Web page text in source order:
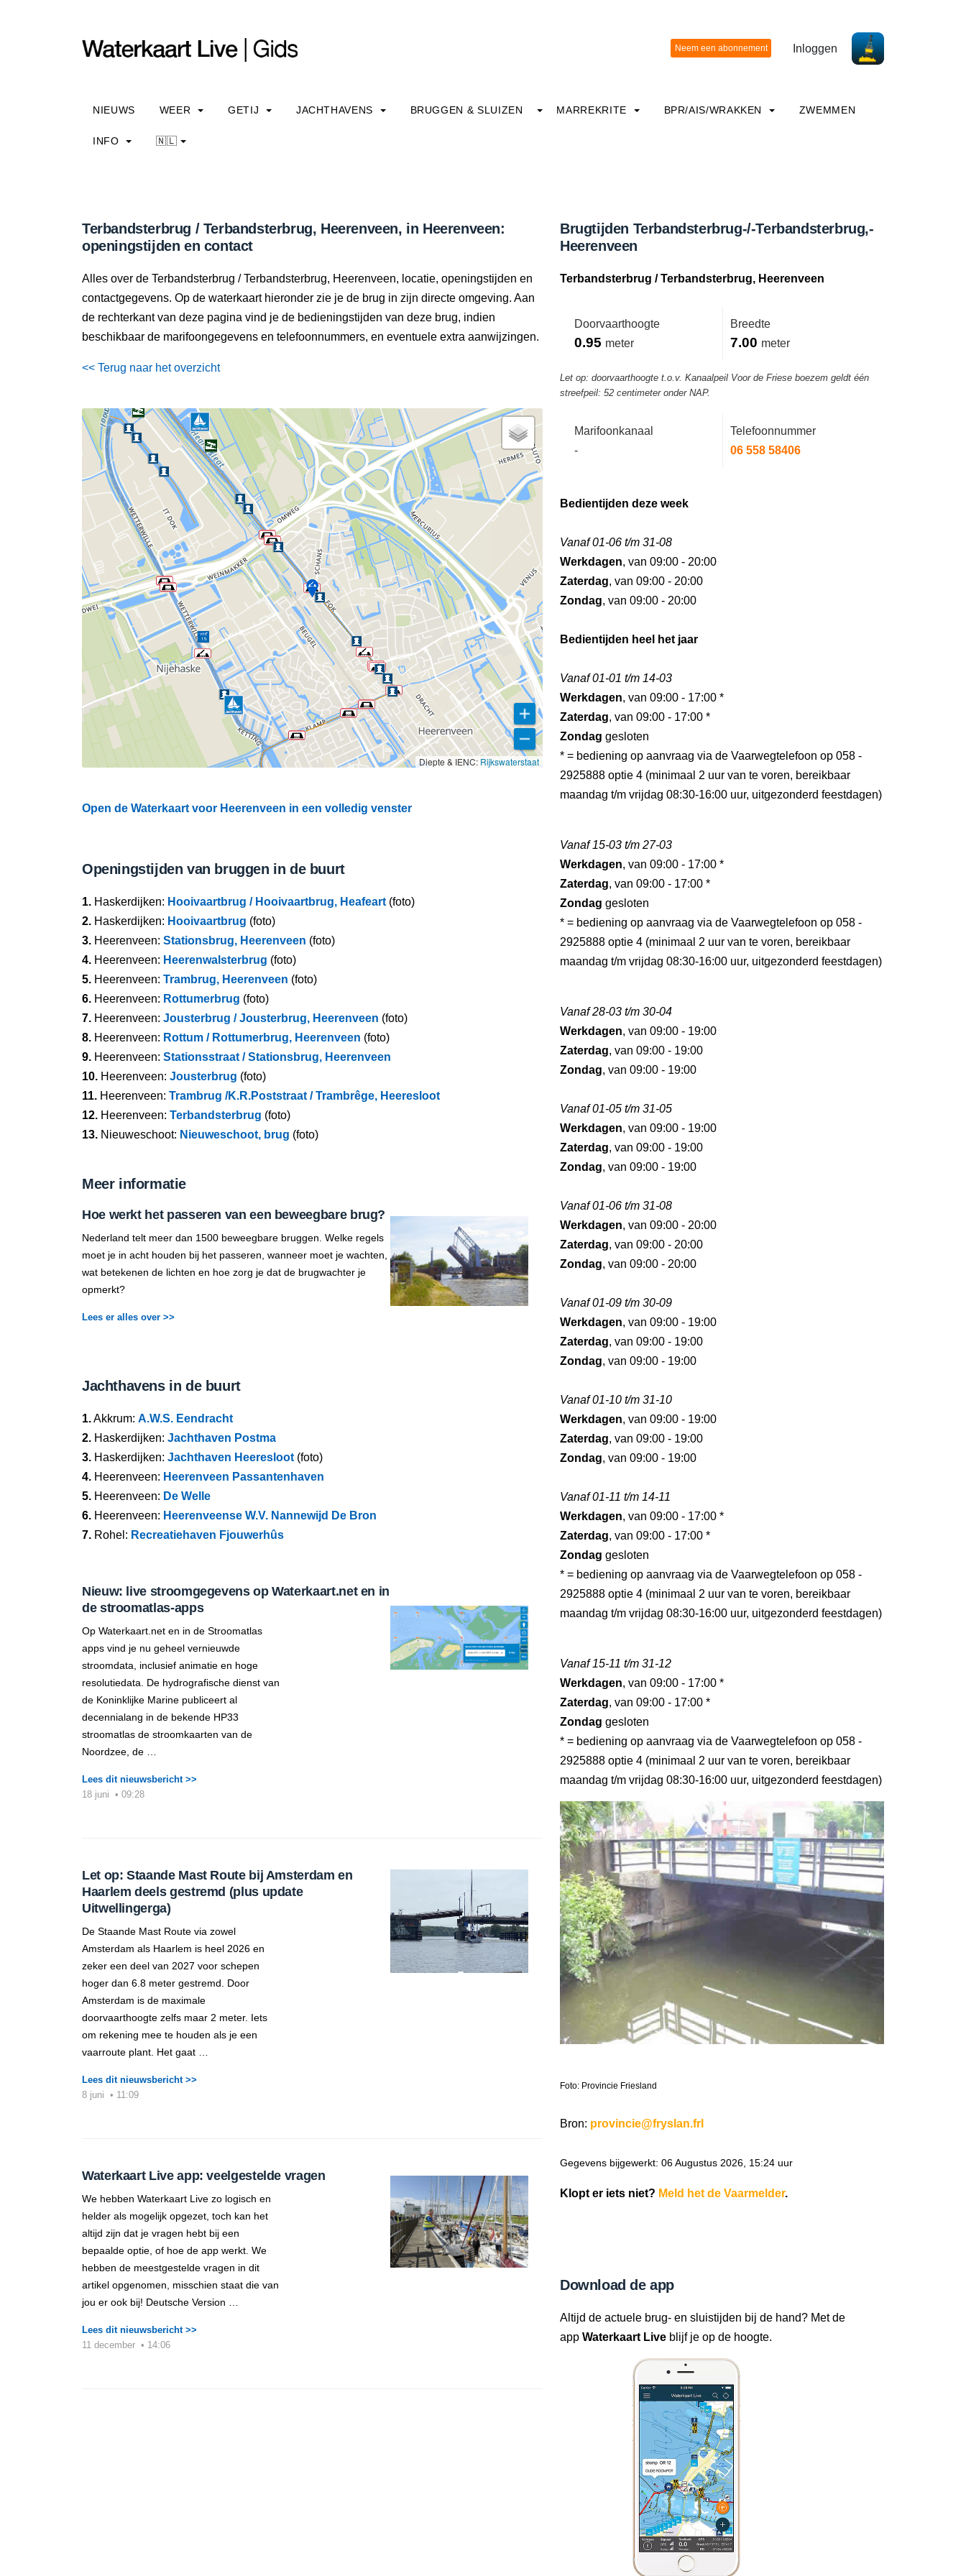
Inloggen
NIEUWS WEER GETIJ JACHTHAVENS BRUGGEN & SLUIZEN MARREKRITE BPR/AIS/WRAKKEN ZWEMMEN
INFO 🇳🇱
Terbandsterbrug / Terbandsterbrug, Heerenveen, in Heerenveen:
openingstijden en contact
Alles over de Terbandsterbrug / Terbandsterbrug, Heerenveen, locatie, openingstijden en
contactgegevens. Op de waterkaart hieronder zie je de brug in zijn directe omgeving. Aan
de rechterkant van deze pagina vind je de bedieningstijden van deze brug, indien
beschikbaar de marifoongegevens en telefoonnummers, en eventuele extra aanwijzingen.
<< Terug naar het overzicht
Diepte & IENC: Rijkswaterstaat
Open de Waterkaart voor Heerenveen in een volledig venster
Openingstijden van bruggen in de buurt
1. Haskerdijken: Hooivaartbrug / Hooivaartbrug, Heafeart (foto)
2. Haskerdijken: Hooivaartbrug (foto)
3. Heerenveen: Stationsbrug, Heerenveen (foto)
4. Heerenveen: Heerenwalsterbrug (foto)
5. Heerenveen: Trambrug, Heerenveen (foto)
6. Heerenveen: Rottumerbrug (foto)
7. Heerenveen: Jousterbrug / Jousterbrug, Heerenveen (foto)
8. Heerenveen: Rottum / Rottumerbrug, Heerenveen (foto)
9. Heerenveen: Stationsstraat / Stationsbrug, Heerenveen
10. Heerenveen: Jousterbrug (foto)
11. Heerenveen: Trambrug /K.R.Poststraat / Trambrêge, Heeresloot
12. Heerenveen: Terbandsterbrug (foto)
13. Nieuweschoot: Nieuweschoot, brug (foto)
Meer informatie
Hoe werkt het passeren van een beweegbare brug?
Nederland telt meer dan 1500 beweegbare bruggen. Welke regels
moet je in acht houden bij het passeren, wanneer moet je wachten,
wat betekenen de lichten en hoe zorg je dat de brugwachter je
opmerkt?
Lees er alles over >>
Jachthavens in de buurt
1.Akkrum: A.W.S. Eendracht
2. Haskerdijken: Jachthaven Postma
3. Haskerdijken: Jachthaven Heeresloot (foto)
4. Heerenveen: Heerenveen Passantenhaven
5. Heerenveen: De Welle
6. Heerenveen: Heerenveense W.V. Nannewijd De Bron
7. Rohel: Recreatiehaven Fjouwerhûs
Nieuw: live stroomgegevens op Waterkaart.net en in
de stroomatlas-apps
Op Waterkaart.net en in de Stroomatlas
apps vind je nu geheel vernieuwde
stroomdata, inclusief animatie en hoge
resolutiedata. De hydrografische dienst van
de Koninklijke Marine publiceert al
decennialang in de bekende HP33
stroomatlas de stroomkaarten van de
Noordzee, de …
Lees dit nieuwsbericht >>
18 juni • 09:28
Let op: Staande Mast Route bij Amsterdam en
Haarlem deels gestremd (plus update
Uitwellingerga)
De Staande Mast Route via zowel
Amsterdam als Haarlem is heel 2026 en
zeker een deel van 2027 voor schepen
hoger dan 6.8 meter gestremd. Door
Amsterdam is de maximale
doorvaarthoogte zelfs maar 2 meter. Iets
om rekening mee te houden als je een
vaarroute plant. Het gaat …
Lees dit nieuwsbericht >>
8 juni • 11:09
Waterkaart Live app: veelgestelde vragen
We hebben Waterkaart Live zo logisch en
helder als mogelijk opgezet, toch kan het
altijd zijn dat je vragen hebt bij een
bepaalde optie, of hoe de app werkt. We
hebben de meestgestelde vragen in dit
artikel opgenomen, misschien staat die van
jou er ook bij! Deutsche Version …
Lees dit nieuwsbericht >>
11 december • 14:06
Brugtijden Terbandsterbrug-/-Terbandsterbrug,-
Heerenveen
Terbandsterbrug / Terbandsterbrug, Heerenveen
Doorvaarthoogte
0.95 meter
Breedte
7.00 meter
Let op: doorvaarthoogte t.o.v. Kanaalpeil Voor de Friese boezem geldt één
streefpeil: 52 centimeter onder NAP.
Marifoonkanaal
-
Telefoonnummer
06 558 58406
Bedientijden deze week
Vanaf 01-06 t/m 31-08
Werkdagen, van 09:00 - 20:00
Zaterdag, van 09:00 - 20:00
Zondag, van 09:00 - 20:00
Bedientijden heel het jaar
Vanaf 01-01 t/m 14-03
Werkdagen, van 09:00 - 17:00 *
Zaterdag, van 09:00 - 17:00 *
Zondag gesloten
* = bediening op aanvraag via de Vaarwegtelefoon op 058 -
2925888 optie 4 (minimaal 2 uur van te voren, bereikbaar
maandag t/m vrijdag 08:30-16:00 uur, uitgezonderd feestdagen)
Vanaf 15-03 t/m 27-03
Werkdagen, van 09:00 - 17:00 *
Zaterdag, van 09:00 - 17:00 *
Zondag gesloten
* = bediening op aanvraag via de Vaarwegtelefoon op 058 -
2925888 optie 4 (minimaal 2 uur van te voren, bereikbaar
maandag t/m vrijdag 08:30-16:00 uur, uitgezonderd feestdagen)
Vanaf 28-03 t/m 30-04
Werkdagen, van 09:00 - 19:00
Zaterdag, van 09:00 - 19:00
Zondag, van 09:00 - 19:00
Vanaf 01-05 t/m 31-05
Werkdagen, van 09:00 - 19:00
Zaterdag, van 09:00 - 19:00
Zondag, van 09:00 - 19:00
Vanaf 01-06 t/m 31-08
Werkdagen, van 09:00 - 20:00
Zaterdag, van 09:00 - 20:00
Zondag, van 09:00 - 20:00
Vanaf 01-09 t/m 30-09
Werkdagen, van 09:00 - 19:00
Zaterdag, van 09:00 - 19:00
Zondag, van 09:00 - 19:00
Vanaf 01-10 t/m 31-10
Werkdagen, van 09:00 - 19:00
Zaterdag, van 09:00 - 19:00
Zondag, van 09:00 - 19:00
Vanaf 01-11 t/m 14-11
Werkdagen, van 09:00 - 17:00 *
Zaterdag, van 09:00 - 17:00 *
Zondag gesloten
* = bediening op aanvraag via de Vaarwegtelefoon op 058 -
2925888 optie 4 (minimaal 2 uur van te voren, bereikbaar
maandag t/m vrijdag 08:30-16:00 uur, uitgezonderd feestdagen)
Vanaf 15-11 t/m 31-12
Werkdagen, van 09:00 - 17:00 *
Zaterdag, van 09:00 - 17:00 *
Zondag gesloten
* = bediening op aanvraag via de Vaarwegtelefoon op 058 -
2925888 optie 4 (minimaal 2 uur van te voren, bereikbaar
maandag t/m vrijdag 08:30-16:00 uur, uitgezonderd feestdagen)
Foto: Provincie Friesland
Bron: provincie@fryslan.frl
Gegevens bijgewerkt: 06 Augustus 2026, 15:24 uur
Klopt er iets niet? Meld het de Vaarmelder.
Download de app
Altijd de actuele brug- en sluistijden bij de hand? Met de
app Waterkaart Live blijf je op de hoogte.